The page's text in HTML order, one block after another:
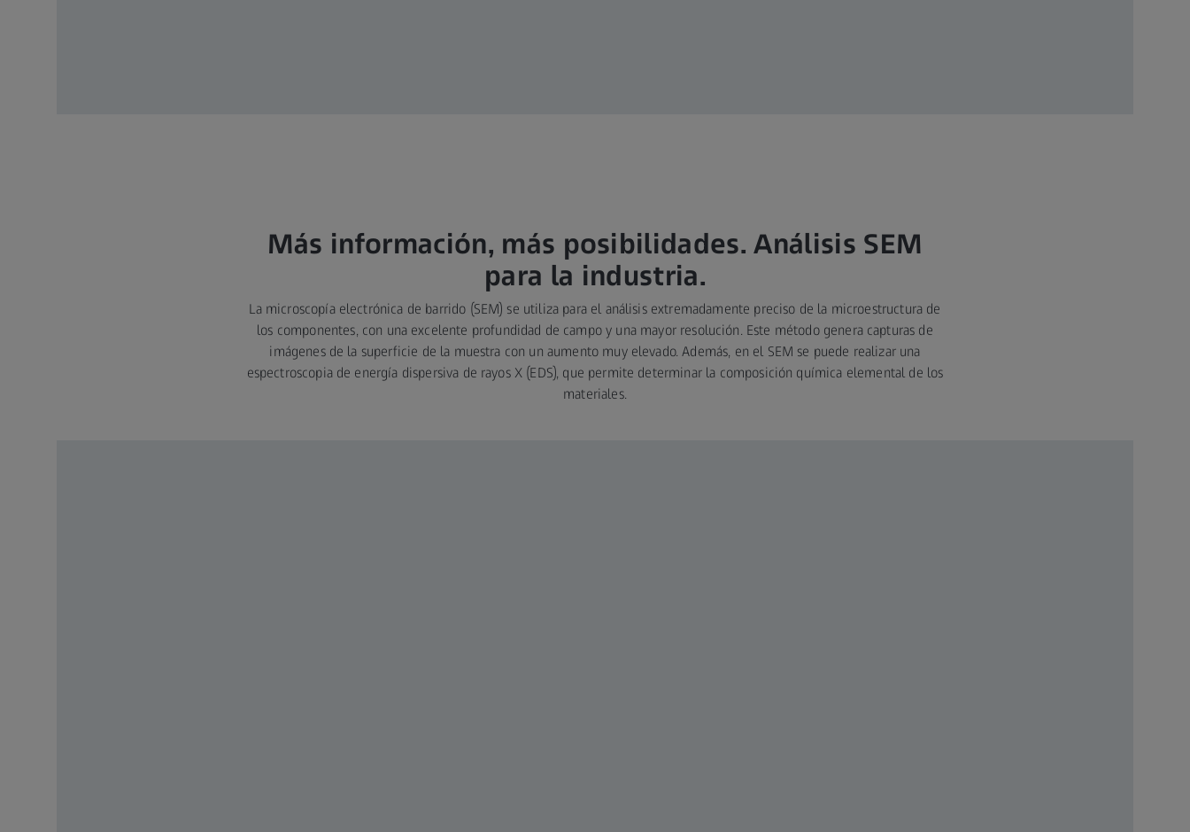
Más información, más posibilidades. Análisis SEM
para la industria.
La microscopía electrónica de barrido (SEM) se utiliza para el análisis extremadamente preciso de la microestructura de
los componentes, con una excelente profundidad de campo y una mayor resolución. Este método genera capturas de
imágenes de la superficie de la muestra con un aumento muy elevado. Además, en el SEM se puede realizar una
espectroscopia de energía dispersiva de rayos X (EDS), que permite determinar la composición química elemental de los
materiales.